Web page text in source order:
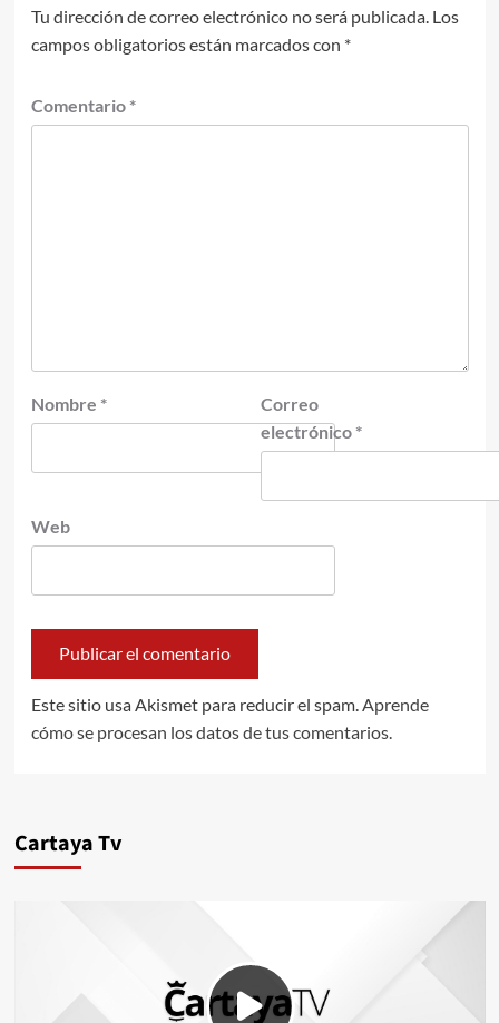
Tu dirección de correo electrónico no será publicada. Los
campos obligatorios están marcados con *
Comentario *
Nombre *
Correo
electrónico *
Web
Este sitio usa Akismet para reducir el spam. Aprende
cómo se procesan los datos de tus comentarios.
Cartaya Tv